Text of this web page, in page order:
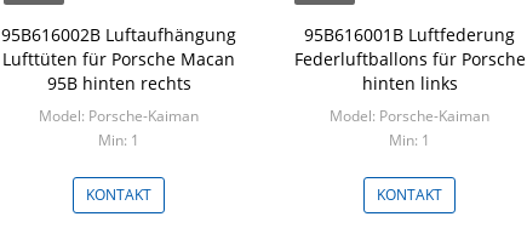
95B616002B Luftaufhängung
Lufttüten für Porsche Macan
95B hinten rechts
Model: Porsche-Kaiman
Min: 1
KONTAKT
95B616001B Luftfederung
Federluftballons für Porsche
hinten links
Model: Porsche-Kaiman
Min: 1
KONTAKT